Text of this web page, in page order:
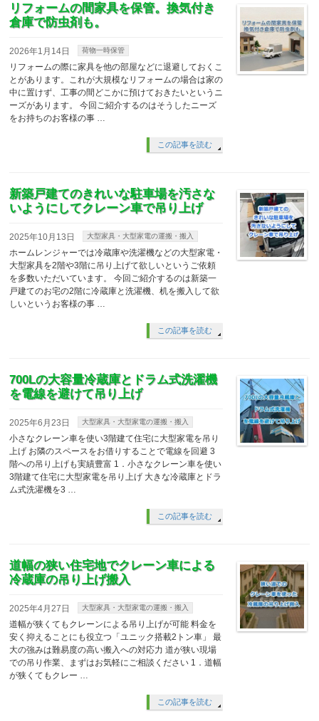
リフォームの間家具を保管。換気付き
倉庫で防虫剤も。
2026年1月14日 荷物一時保管
リフォームの際に家具を他の部屋などに退避しておくこ
とがあります。これが大規模なリフォームの場合は家の
中に置けず、工事の間どこかに預けておきたいというニ
ーズがあります。 今回ご紹介するのはそうしたニーズ
をお持ちのお客様の事 …
この記事を読む
新築戸建てのきれいな駐車場を汚さな
いようにしてクレーン車で吊り上げ
2025年10月13日 大型家具・大型家電の運搬・搬入
ホームレンジャーでは冷蔵庫や洗濯機などの大型家電・
大型家具を2階や3階に吊り上げて欲しいというご依頼
を多数いただいています。 今回ご紹介するのは新築一
戸建てのお宅の2階に冷蔵庫と洗濯機、机を搬入して欲
しいというお客様の事 …
この記事を読む
700Lの大容量冷蔵庫とドラム式洗濯機
を電線を避けて吊り上げ
2025年6月23日 大型家具・大型家電の運搬・搬入
小さなクレーン車を使い3階建て住宅に大型家電を吊り
上げ お隣のスペースをお借りすることで電線を回避 3
階への吊り上げも実績豊富 1．小さなクレーン車を使い
3階建て住宅に大型家電を吊り上げ 大きな冷蔵庫とドラ
ム式洗濯機を3 …
この記事を読む
道幅の狭い住宅地でクレーン車による
冷蔵庫の吊り上げ搬入
2025年4月27日 大型家具・大型家電の運搬・搬入
道幅が狭くてもクレーンによる吊り上げが可能 料金を
安く抑えることにも役立つ「ユニック搭載2トン車」 最
大の強みは難易度の高い搬入への対応力 道が狭い現場
での吊り作業、まずはお気軽にご相談ください 1．道幅
が狭くてもクレー …
この記事を読む